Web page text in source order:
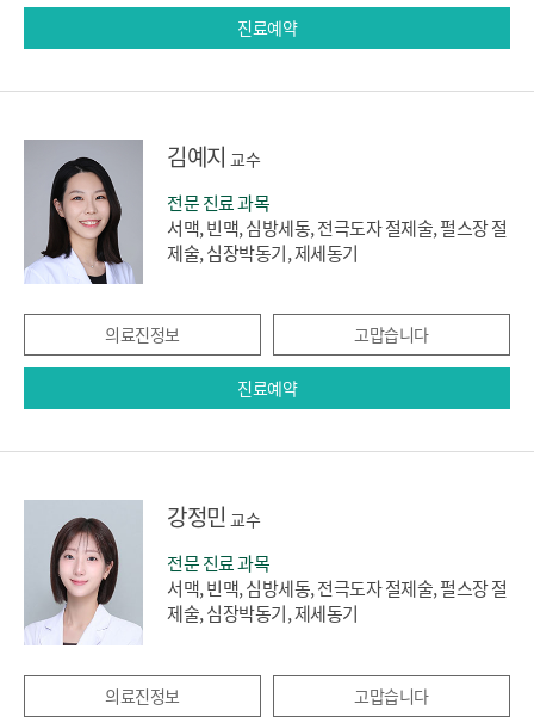
진료예약
김예지 교수
전문 진료 과목
서맥, 빈맥, 심방세동, 전극도자 절제술, 펄스장 절
제술, 심장박동기, 제세동기
의료진정보 고맙습니다
진료예약
강정민 교수
전문 진료 과목
서맥, 빈맥, 심방세동, 전극도자 절제술, 펄스장 절
제술, 심장박동기, 제세동기
의료진정보 고맙습니다